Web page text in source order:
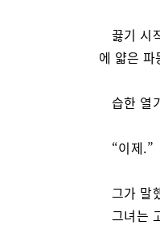
끓기 시
에 얇은
습한 열
“이제.”
그가 말
그녀는